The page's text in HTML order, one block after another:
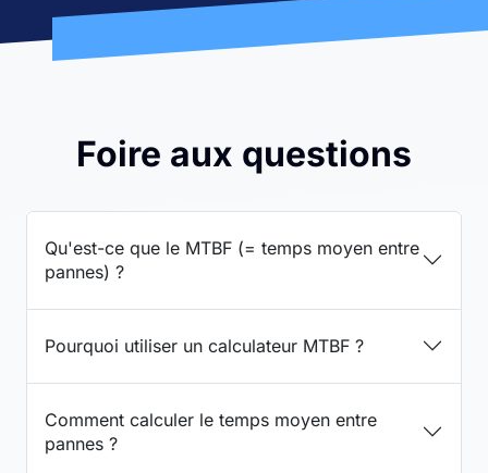
Foire aux questions
Qu'est-ce que le MTBF (= temps moyen entre
pannes) ?
Pourquoi utiliser un calculateur MTBF ?
Comment calculer le temps moyen entre
pannes ?